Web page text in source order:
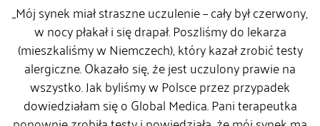
„Mój synek miał straszne uczulenie – cały był czerwony,
w nocy płakał i się drapał. Poszliśmy do lekarza
(mieszkaliśmy w Niemczech), który kazał zrobić testy
alergiczne. Okazało się, że jest uczulony prawie na
wszystko. Jak byliśmy w Polsce przez przypadek
dowiedziałam się o Global Medica. Pani terapeutka